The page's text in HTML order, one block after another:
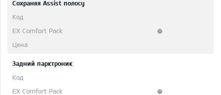
Сохраняя Assist полосу
Задний парктроник